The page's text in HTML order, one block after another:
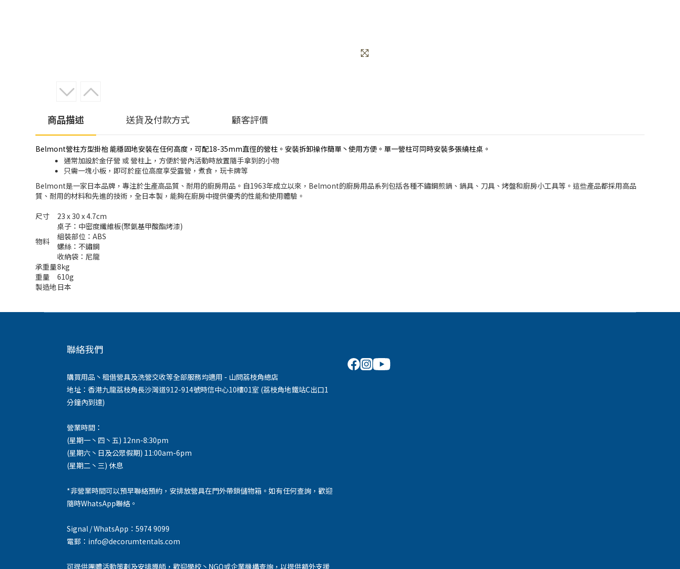
商品描述 送貨及付款方式 顧客評價
Belmont營柱方型掛枱 能穩固地安裝在任何高度，可配18-35mm直徑的營柱。安裝拆卸操作簡單丶使用方便。單一營柱可同時安裝多張繞柱桌。
通常加設於金仔營 或 營柱上，方便於營內活動時放置隨手拿到的小物
只需一塊小板，即可於座位高度享受露營，煮食，玩卡牌等
Belmont是一家日本品牌，專注於生產高品質、耐用的廚房用品。自1963年成立以來，Belmont的廚房用品系列包括各種不鏽鋼煎鍋、鍋具、刀具、烤盤和廚房小工具等。這些產品都採用高品
質、耐用的材料和先進的技術，全日本製，能夠在廚房中提供優秀的性能和使用體驗。
尺寸 23 x 30 x 4.7cm
物料
桌子：中密度纖維板(聚氨基甲酸酯烤漆)
組裝部位：ABS
螺絲：不鏽鋼
收納袋：尼龍
承重量8kg
重量
610g
製造地 日本
聯絡我們
購買用品丶租借營具及洗營交收等全部服務均適用 - 山問荔枝角總店
地址：香港九龍荔枝角長沙灣道912-914號時信中心10樓01室 (荔枝角地鐵站C出口1
分鐘內到達)
營業時間：
(星期一丶四丶五) 12nn-8:30pm
(星期六丶日及公眾假期) 11:00am-6pm
(星期二丶三) 休息
*非營業時間可以預早聯絡預約，安排放營具在門外帶鎖儲物箱。如有任何查詢，歡迎
隨時WhatsApp聯絡。
Signal / WhatsApp：5974 9099
電郵：info@decorumtentals.com
可提供團體活動策劃及安排導師，歡迎學校丶NGO或企業機構查詢，以提供額外支援